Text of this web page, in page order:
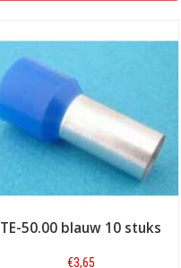
TE-50.00 blauw 10 stuks
€3,65